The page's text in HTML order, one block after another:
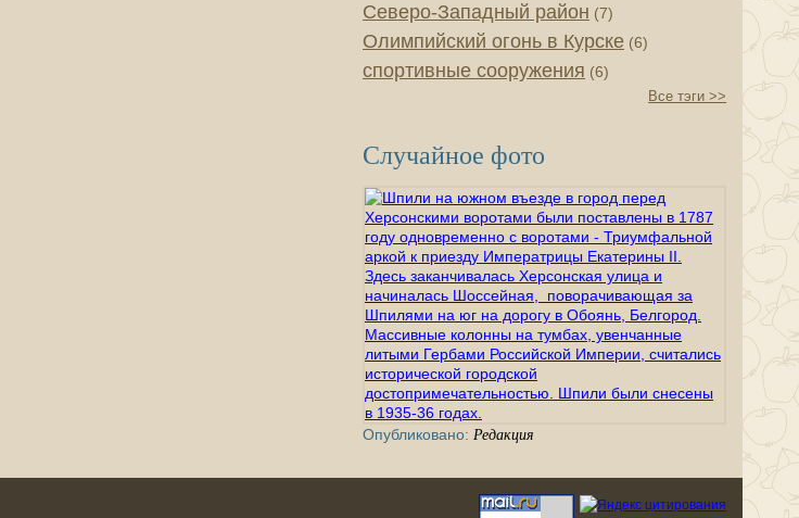
Северо-Западный район (7)
Олимпийский огонь в Курске (6)
спортивные сооружения (6)
Все тэги >>
Случайное фото
Опубликовано: Редакция